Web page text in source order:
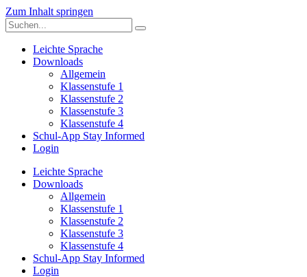
Zum Inhalt springen
Leichte Sprache
Downloads
Allgemein
Klassenstufe 1
Klassenstufe 2
Klassenstufe 3
Klassenstufe 4
Schul-App Stay Informed
Login
Leichte Sprache
Downloads
Allgemein
Klassenstufe 1
Klassenstufe 2
Klassenstufe 3
Klassenstufe 4
Schul-App Stay Informed
Login